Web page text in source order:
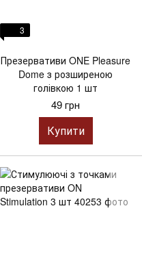
3
Презервативи ONE Pleasure
Dome з розширеною
голівкою 1 шт
49 грн
Купити